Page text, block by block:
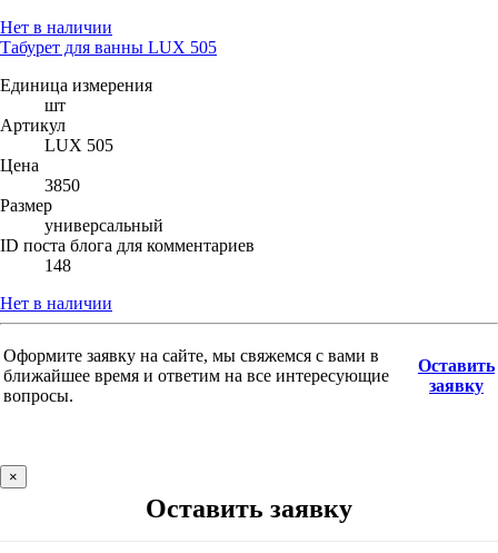
Нет в наличии
Табурет для ванны LUX 505
Единица измерения
шт
Артикул
LUX 505
Цена
3850
Размер
универсальный
ID поста блога для комментариев
148
Нет в наличии
Оформите заявку на сайте, мы свяжемся с вами в
ближайшее время и ответим на все интересующие
вопросы.
Оставить
заявку
×
Оставить заявку